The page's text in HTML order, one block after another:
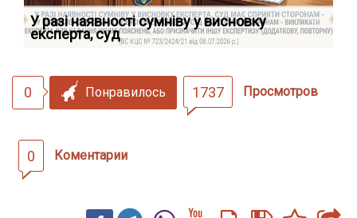
У разі наявності сумніву у висновку
експерта, суд
0 Понравилось 1737 Просмотров
0 Коментарии